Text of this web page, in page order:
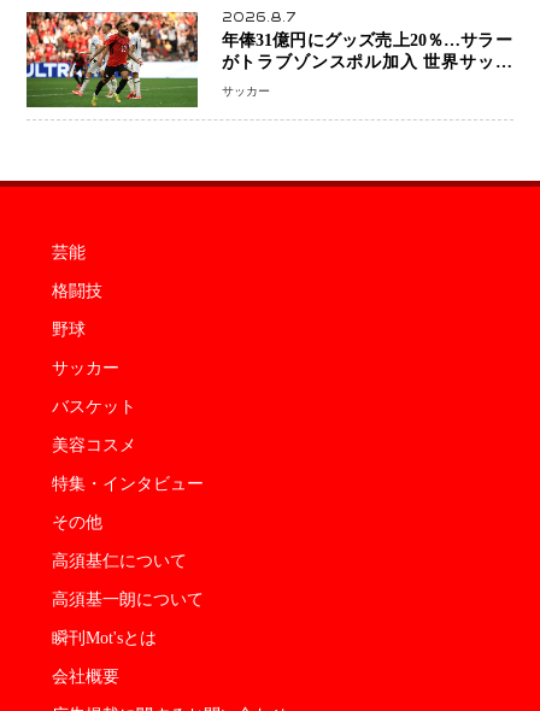
2026.8.7
年俸31億円にグッズ売上20％…サラー
がトラブゾンスポル加入 世界サッカ
ーは「五大リーグ一強」から新時代へ
サッカー
芸能
格闘技
野球
サッカー
バスケット
美容コスメ
特集・インタビュー
その他
高須基仁について
高須基一朗について
瞬刊Mot'sとは
会社概要